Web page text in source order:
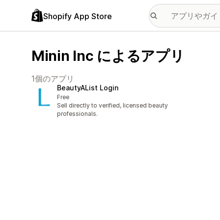
Shopify App Store
Minin Inc によるアプリ
1個のアプリ
BeautyAList Login
Free
Sell directly to verified, licensed beauty
professionals.